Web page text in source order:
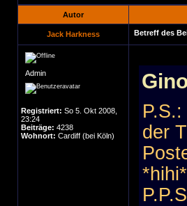
Autor
Jack Harkness Betreff des
Admin
Registriert: So 5. Okt 2008,
23:24
Beiträge: 4238
Wohnort: Cardiff (bei Köln)
der
*hihi*